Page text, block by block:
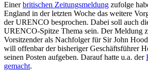
Einerbritischen Zeitungsmeldung zufolge
England in der letzten Woche das weitere
der URENCO besprochen. Dabei soll auch
URENCO-Spitze Thema sein. Der Meldung
Vorsitzender als Nachfolger für Sir John
will offenbar der bisheriger Geschäftsführer
seinen Posten aufgeben. Darauf hatte u.a. der
gemacht.